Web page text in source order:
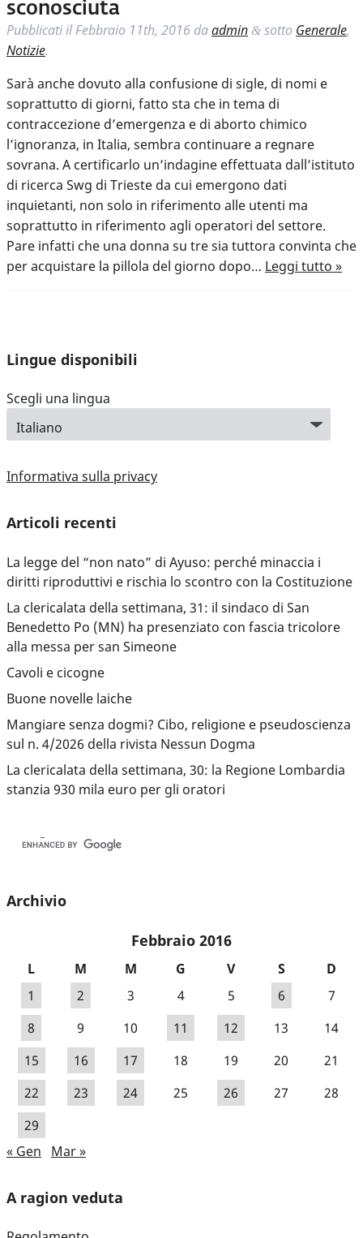
sconosciuta
Pubblicati ilFebbraio 11th, 2016 daadmin & sotto Generale,
Notizie.
Sarà anche dovuto alla confusione di sigle, di nomi e
soprattutto di giorni, fatto sta che in tema di
contraccezione d’emergenza e di aborto chimico
l’ignoranza, in Italia, sembra continuare a regnare
sovrana. A certificarlo un’indagine effettuata dall’istituto
di ricerca Swg di Trieste da cui emergono dati
inquietanti, non solo in riferimento alle utenti ma
soprattutto in riferimento agli operatori del settore.
Pare infatti che una donna su tre sia tuttora convinta che
per acquistare la pillola del giorno dopo… Leggi tutto »
Lingue disponibili
Scegli una lingua
Informativa sulla privacy
Articoli recenti
La legge del “non nato” di Ayuso: perché minaccia i
diritti riproduttivi e rischia lo scontro con la Costituzione
La clericalata della settimana, 31: il sindaco di San
Benedetto Po (MN) ha presenziato con fascia tricolore
alla messa per san Simeone
Cavoli e cicogne
Buone novelle laiche
Mangiare senza dogmi? Cibo, religione e pseudoscienza
sul n. 4/2026 della rivista Nessun Dogma
La clericalata della settimana, 30: la Regione Lombardia
stanzia 930 mila euro per gli oratori
Archivio
Febbraio 2016
L M M G V S
D
1
2 3 4 5 6
7
8
9 10 11 12 13
14
15
16 17 18 19 20
21
22
23 24 25 26 27
28
29
« Gen
Mar »
A ragion veduta